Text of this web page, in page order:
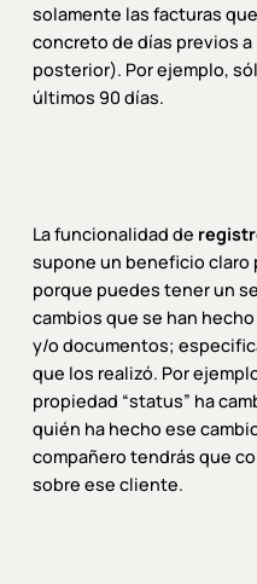
solamente las facturas
concreto de días previos
posterior). Por ejemplo,
últimos 90 días.
La funcionalidad de
supone un beneficio claro
porque puedes tener un
cambios que se han
y/o documentos;
que los realizó. Por
propiedad “status” ha
quién ha hecho ese
compañero tendrás que
sobre ese cliente.